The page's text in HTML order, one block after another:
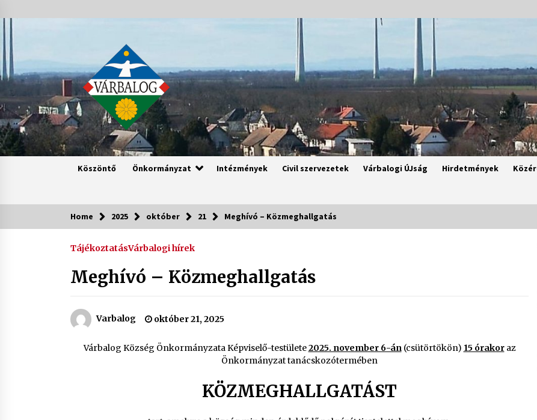
to
content
Köszöntő Önkormányzat Intézmények Civil szervezetek Várbalogi ÚJság Hirdetmények
Home 2025 október 21 Meghívó – Közmeghallgatás
TájékoztatásVárbalogi hírek
Meghívó – Közmeghallgatás
Varbalog október 21, 2025
Várbalog Község Önkormányzata Képviselő-testülete2025. november 6-án(csütörtökön) 15 órakoraz
Önkormányzat tanácskozótermében
KÖZMEGHALLGATÁST